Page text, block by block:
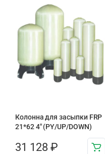
Колонна для засыпки FRP
21*62 4″ (PY/UP/DOWN)
31 128 ₽